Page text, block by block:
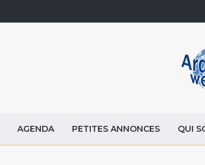
AGENDA PETITES ANNONCES QUI